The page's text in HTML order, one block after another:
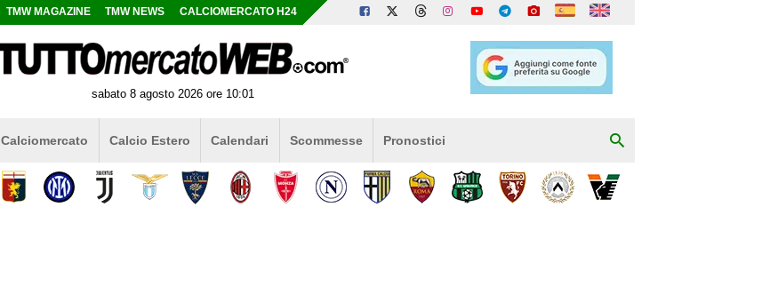
TMW MAGAZINE TMW NEWS CALCIOMERCATO H24
sabato 8 agosto 2026 ore 10:01
Calciomercato Calcio Estero Calendari Scommesse Pronostici